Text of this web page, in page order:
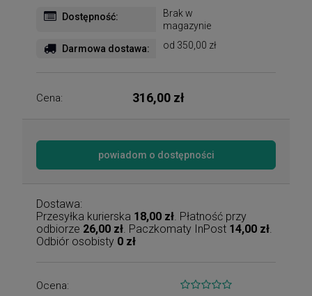
Dostępność:
Brak w
magazynie
Darmowa dostawa: od 350,00 zł
Cena: 316,00 zł
powiadom o dostępności
Dostawa:
Przesyłka kurierska 18,00 zł . Płatność przy
odbiorze 26,00 zł . Paczkomaty InPost 14,00 zł
Odbiór osobisty 0 zł
Ocena: